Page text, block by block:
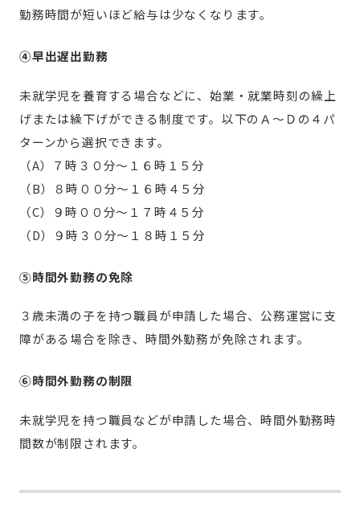
勤務時間が短いほど給与は少なくなります。
④早出遅出勤務
未就学児を養育する場合などに、始業・就業時刻の繰上
げまたは繰下げができる制度です。以下のＡ～Ｄの４パ
ターンから選択できます。
（A）７時３０分～１６時１５分
（B）８時００分～１６時４５分
（C）９時００分～１７時４５分
（D）９時３０分～１８時１５分
⑤時間外勤務の免除
３歳未満の子を持つ職員が申請した場合、公務運営に支
障がある場合を除き、時間外勤務が免除されます。
⑥時間外勤務の制限
未就学児を持つ職員などが申請した場合、時間外勤務時
間数が制限されます。